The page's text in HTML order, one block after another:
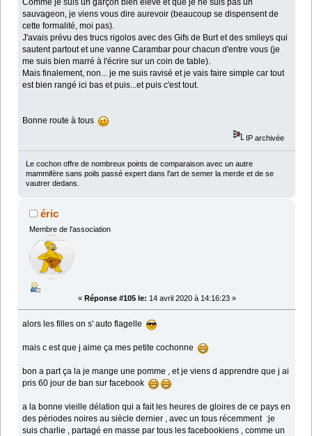
Comme je suis un garçon bien élevé et que je ne suis pas un
sauvageon, je viens vous dire aurevoir (beaucoup se dispensent de
cette formalité, moi pas).
J'avais prévu des trucs rigolos avec des Gifs de Burt et des smileys qui
sautent partout et une vanne Carambar pour chacun d'entre vous (je
me suis bien marré à l'écrire sur un coin de table).
Mais finalement, non... je me suis ravisé et je vais faire simple car tout
est bien rangé ici bas et puis...et puis c'est tout.
Bonne route à tous
IP archivée
Le cochon offre de nombreux points de comparaison avec un autre
mammifère sans poils passé expert dans l'art de semer la merde et de se
vautrer dedans.
éric
Membre de l'association
« Réponse #105 le: 14 avril 2020 à 14:16:23 »
alors les filles on s' auto flagelle
mais c est que j aime ça mes petite cochonne
bon a part ça la je mange une pomme , et je viens d apprendre que j ai
pris 60 jour de ban sur facebook
a la bonne vieille délation qui a fait les heures de gloires de ce pays en
des périodes noires au siècle dernier , avec un tous récemment :je
suis charlie , partagé en masse par tous les facebookiens , comme un